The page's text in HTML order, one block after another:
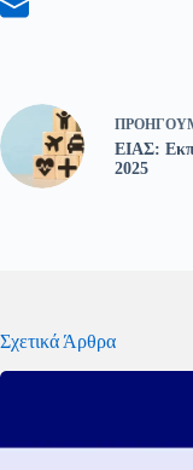
ΕΙΑΣ:
2025
Σχετικά Άρθρα